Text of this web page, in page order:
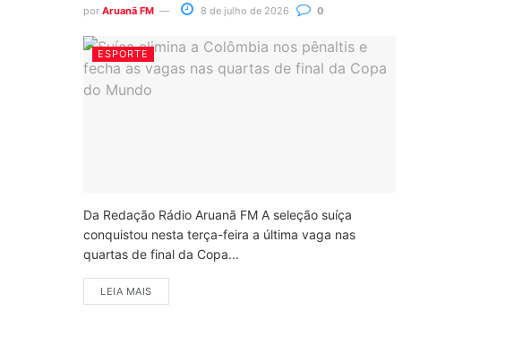
por Aruanã FM 8 de julho de 2026 0
ESPORTE
Da Redação Rádio Aruanã FM A seleção suíça
conquistou nesta terça-feira a última vaga nas
quartas de final da Copa...
LEIA MAIS